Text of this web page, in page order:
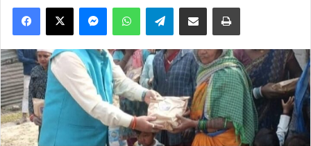
Facebook
X MessengerWhatsAppTelegramShare via Email Print